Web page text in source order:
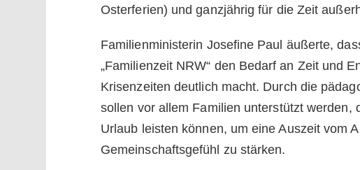
Osterferien) und ganzjährig für die Zeit
Familienministerin Josefine Paul äußerte,
„Familienzeit NRW“ den Bedarf an Zeit und
Krisenzeiten deutlich macht. Durch die
sollen vor allem Familien unterstützt werden,
Urlaub leisten können, um eine Auszeit vom
Gemeinschaftsgefühl zu stärken.